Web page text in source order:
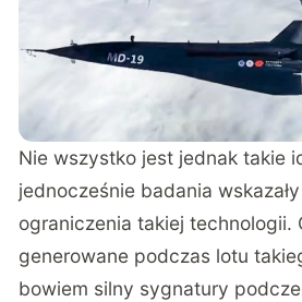
Nie wszystko jest jednak takie
jednocześnie badania
ograniczenia takiej technologii.
generowane podczas lotu
bowiem silny sygnatury